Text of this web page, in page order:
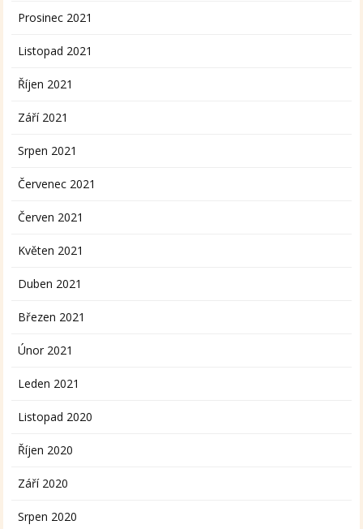
Prosinec 2021
Listopad 2021
Říjen 2021
Září 2021
Srpen 2021
Červenec 2021
Červen 2021
Květen 2021
Duben 2021
Březen 2021
Únor 2021
Leden 2021
Listopad 2020
Říjen 2020
Září 2020
Srpen 2020